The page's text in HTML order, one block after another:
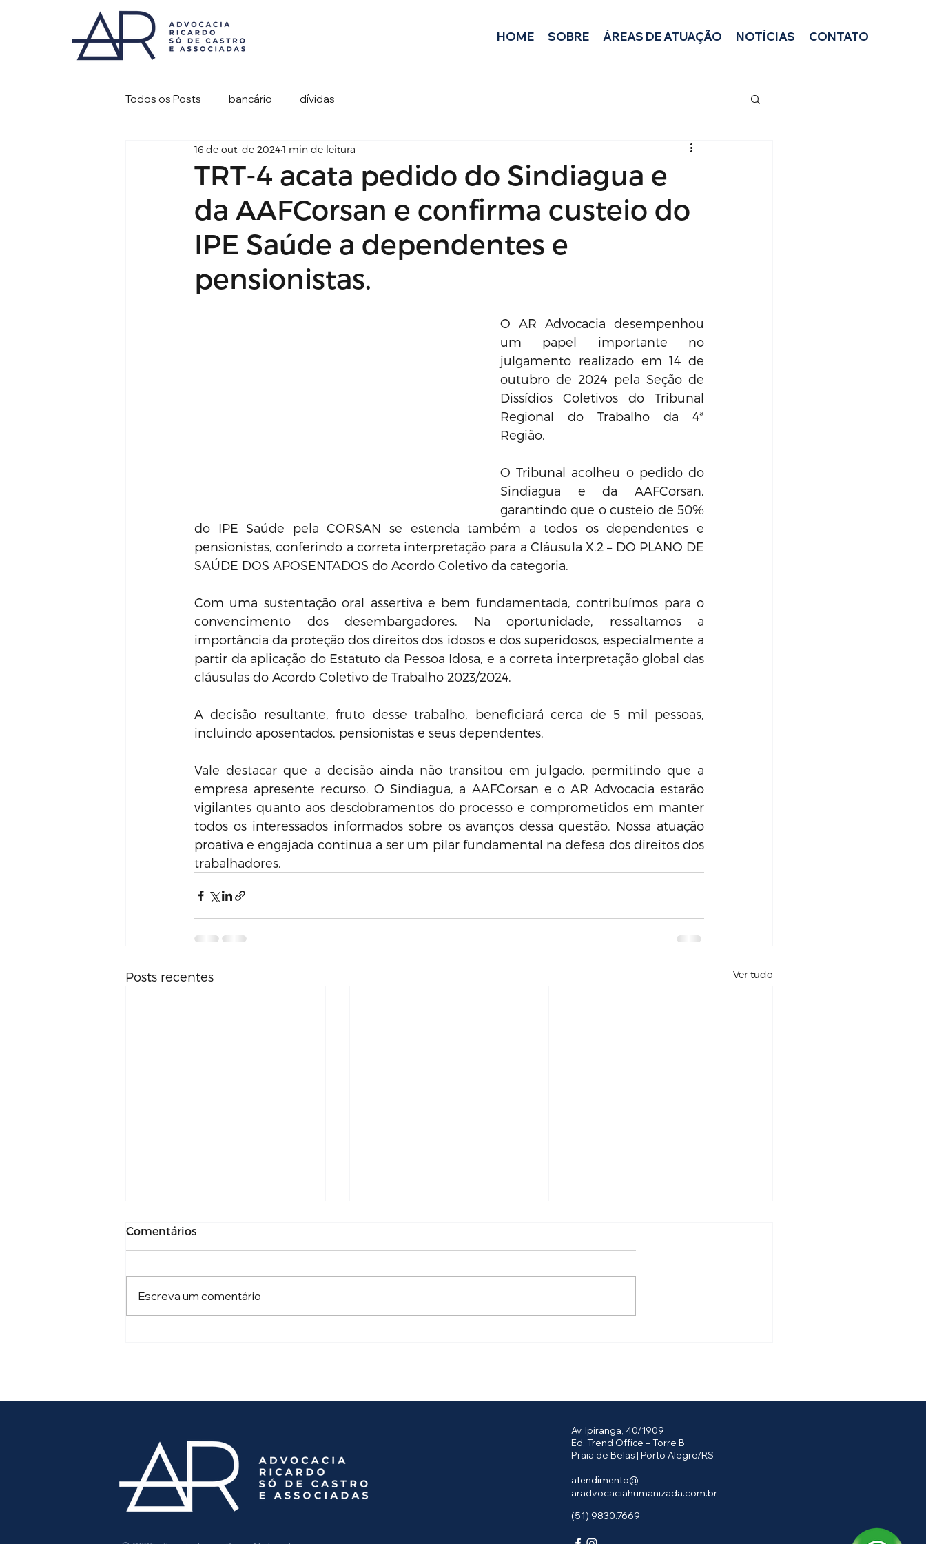
HOME SOBRE ÁREAS DE ATUAÇÃO NOTÍCIAS CONTATO
Todos os Posts bancário dívidas
TRT-4 acata pedido do Sindiagua e
da AAFCorsan e confirma custeio do
IPE Saúde a dependentes e
pensionistas.
16 de out. de 20241 min de leitura
O AR Advocacia desempenhou
um papel importante no
julgamento realizado em 14 de
outubro de 2024 pela Seção de
Dissídios Coletivos do Tribunal
Regional do Trabalho da 4ª
Região.
O Tribunal acolheu o pedido do
Sindiagua e da AAFCorsan,
garantindo que o custeio de 50%
do IPE Saúde pela CORSAN se estenda também a todos os dependentes e
pensionistas, conferindo a correta interpretação para a Cláusula X.2 – DO PLANO DE
SAÚDE DOS APOSENTADOS do Acordo Coletivo da categoria.
Com uma sustentação oral assertiva e bem fundamentada, contribuímos para o
convencimento dos desembargadores. Na oportunidade, ressaltamos a
importância da proteção dos direitos dos idosos e dos superidosos, especialmente a
partir da aplicação do Estatuto da Pessoa Idosa, e a correta interpretação global das
cláusulas do Acordo Coletivo de Trabalho 2023/2024.
A decisão resultante, fruto desse trabalho, beneficiará cerca de 5 mil pessoas,
incluindo aposentados, pensionistas e seus dependentes.
Vale destacar que a decisão ainda não transitou em julgado, permitindo que a
empresa apresente recurso. O Sindiagua, a AAFCorsan e o AR Advocacia estarão
vigilantes quanto aos desdobramentos do processo e comprometidos em manter
todos os interessados informados sobre os avanços dessa questão. Nossa atuação
proativa e engajada continua a ser um pilar fundamental na defesa dos direitos dos
trabalhadores.
Posts recentes Ver tudo
Comentários
Escreva um comentário
Av. Ipiranga, 40/1909
Ed. Trend Office – Torre B
Praia de Belas | Porto Alegre/RS
atendimento@
aradvocaciahumanizada.com.br
(51) 9830.7669